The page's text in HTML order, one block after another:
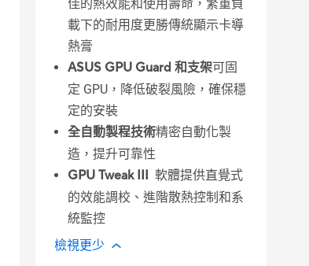
佳的熱效能和使用壽命，繁重負
載下的耐用度更勝傳統顯示卡導
熱膏
ASUS GPU Guard 和支架可固
定 GPU，降低破裂風險，確保穩
定的安裝
全自動製程技術精密自動化製
造，提升可靠性
GPU Tweak III 軟體提供直覺式
的效能調校、進階散熱控制和系
統監控
檢視更少